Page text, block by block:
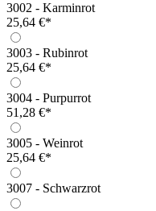
3002 - Karminrot
25,64 €*
3003 - Rubinrot
25,64 €*
3004 - Purpurrot
51,28 €*
3005 - Weinrot
25,64 €*
3007 - Schwarzrot